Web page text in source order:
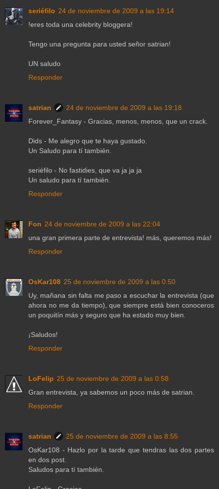
seriéfilo 24 de noviembre de 2009 a las 19:14
!eres toda una celebrity bloggera!
Tengo una pregunta para usted señor satrian!
UN saludo
Responder
satrian
24 de noviembre de 2009 a las 19:18
Forever_Fantasy - Gracias, menos, menos, que un crack.
Dids - Me alegro que te haya gustado.
Un Saludo para tí también.
seriéfilo - No fastidies, que va ja ja ja
Un saludo para tí también.
Responder
Fon 24 de noviembre de 2009 a las 22:04
una gran primera parte de entrevista! más, queremos más!
Responder
OsKar108 25 de noviembre de 2009 a las 0:50
Uy, mañana sin falta me paso a escuchar la entrevista (que
ahora no me da tiempo), que siempre está bien conoceros
un poquitín más y seguro que ha estado muy bien.
¡Saludos!
Responder
LoFelip 25 de noviembre de 2009 a las 0:58
Gran entrevista, ya sabemos un poco más de satrian.
Responder
satrian
25 de noviembre de 2009 a las 8:55
OsKar108 - Hazlo por la tarde que tendras las dos partes
en dos post.
Saludos para tí también.